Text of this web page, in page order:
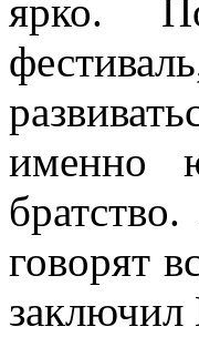
ярко.
именно
говорят
заключил